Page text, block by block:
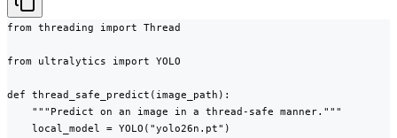
from threading import Thread
from ultralytics import YOLO
def thread_safe_predict(image_path):
    """Predict on an image in a thread-safe manner."""
    local_model = YOLO("yolo26n.pt")